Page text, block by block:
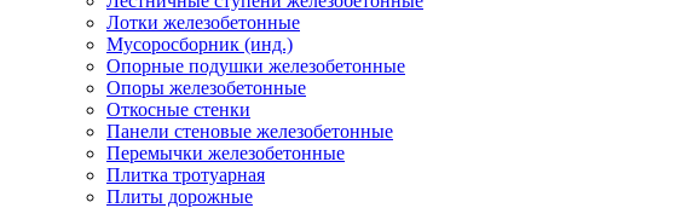
Лотки железобетонные
Мусоросборник (инд.)
Опорные подушки железобетонные
Опоры железобетонные
Откосные стенки
Панели стеновые железобетонные
Перемычки железобетонные
Плитка тротуарная
Плиты дорожные